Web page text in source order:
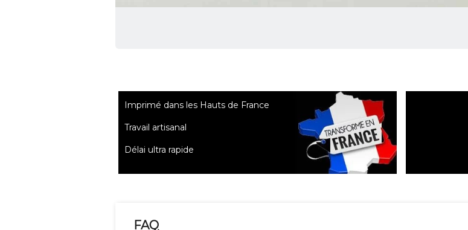
Imprimé dans les Hauts de France
Travail artisanal
Délai ultra rapide
FAQ